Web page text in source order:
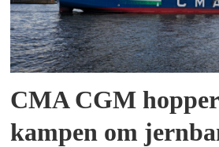
CMA CGM
kampen om